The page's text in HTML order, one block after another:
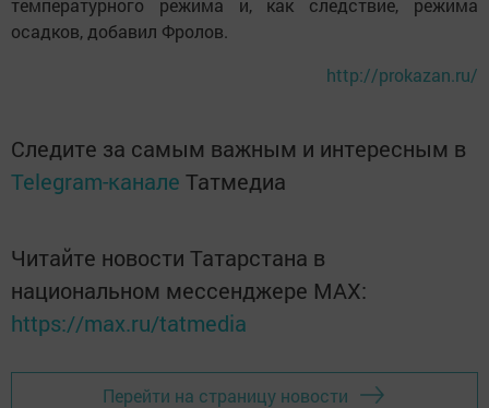
температурного режима и, как следствие, режима
осадков, добавил Фролов.
http://prokazan.ru/
Следите за самым важным и интересным в
Telegram-канале Татмедиа
Читайте новости Татарстана в
национальном мессенджере MАХ:
https://max.ru/tatmedia
Перейти на страницу новости